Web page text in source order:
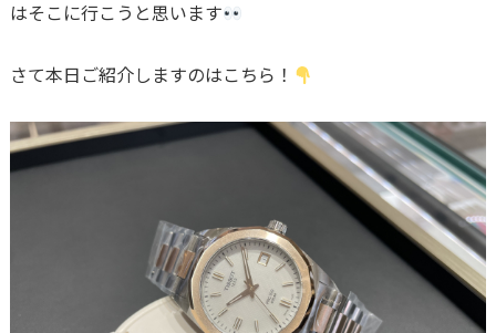
はそこに行こうと思います
さて本日ご紹介しますのはこちら！